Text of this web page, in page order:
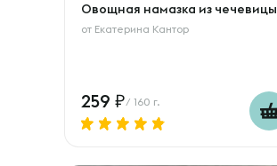
Овощная намазка из чечевицы
от Екатерина Кантор
259 / 160 г.